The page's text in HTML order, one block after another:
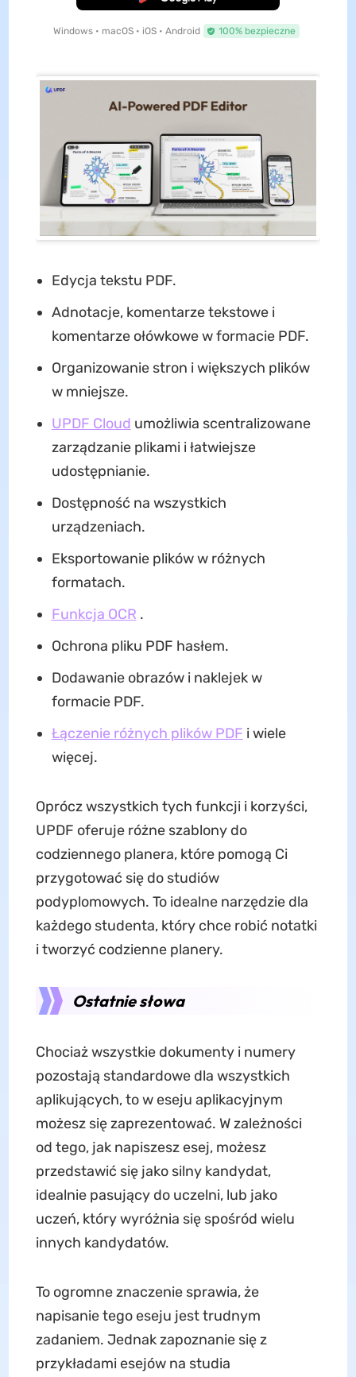
Windows • macOS • iOS • Android 100% bezpieczne
Edycja tekstu PDF.
Adnotacje, komentarze tekstowe i
komentarze ołówkowe w formacie PDF.
Organizowanie stron i większych plików
w mniejsze.
UPDF Cloud umożliwia scentralizowane
zarządzanie plikami i łatwiejsze
udostępnianie.
Dostępność na wszystkich
urządzeniach.
Eksportowanie plików w różnych
formatach.
Funkcja OCR .
Ochrona pliku PDF hasłem.
Dodawanie obrazów i naklejek w
formacie PDF.
Łączenie różnych plików PDF i wiele
więcej.
Oprócz wszystkich tych funkcji i korzyści,
UPDF oferuje różne szablony do
codziennego planera, które pomogą Ci
przygotować się do studiów
podyplomowych. To idealne narzędzie dla
każdego studenta, który chce robić notatki
i tworzyć codzienne planery.
Ostatnie słowa
Chociaż wszystkie dokumenty i numery
pozostają standardowe dla wszystkich
aplikujących, to w eseju aplikacyjnym
możesz się zaprezentować. W zależności
od tego, jak napiszesz esej, możesz
przedstawić się jako silny kandydat,
idealnie pasujący do uczelni, lub jako
uczeń, który wyróżnia się spośród wielu
innych kandydatów.
To ogromne znaczenie sprawia, że ​​
napisanie tego eseju jest trudnym
zadaniem. Jednak zapoznanie się z
przykładami esejów na studia